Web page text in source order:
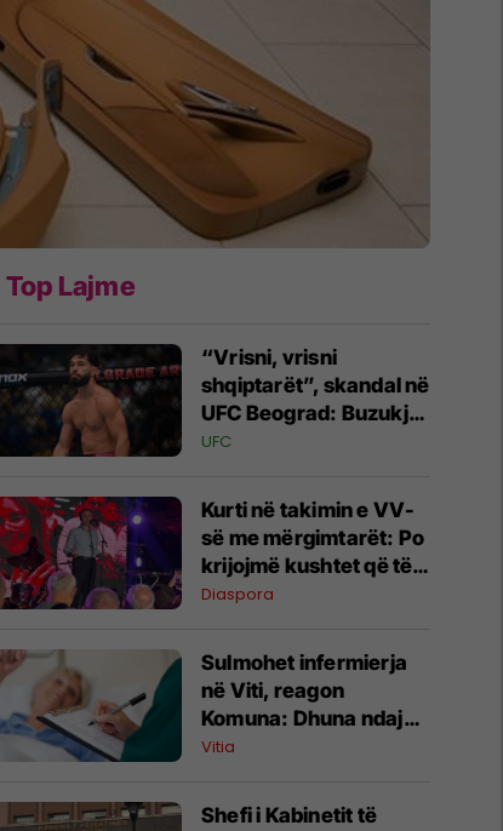
Top Lajme
“Vrisni, vrisni
shqiptarët”, skandal në
UFC Beograd: Buzukja
u përball me thirrje
tribunat
UFC
Kurti në takimin e VV-
së me mërgimtarët: Po
krijojmë kushtet që të
ktheheni në Kosovë
Diaspora
Sulmohet infermierja
në Viti, reagon
Komuna: Dhuna ndaj
stafit shëndetësor nuk
Vitia
Shefi i Kabinetit të